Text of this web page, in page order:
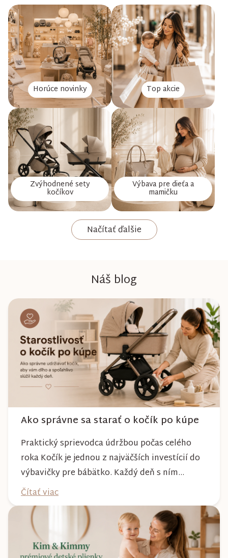
Horúce novinky Top akcie
Zvýhodnené sety
kočíkov
Výbava pre dieťa a
mamičku
Načítať ďalšie
Náš blog
Ako správne sa starať o kočík po kúpe
Praktický sprievodca údržbou počas celého
roka Kočík je jednou z najväčších investícií do
výbavičky pre bábätko. Každý deň s ním
absolvujete prechádzky po meste, v parkoch,
na lesných chodníkoch aj počas nepriaznivého
počasia. Pravidelnou starostlivosťou si však
môžete byť istí, že vám bude spoľahlivo slúžiť
dlhé roky a zachová si svoj krásny vzhľ...
Čítať viac